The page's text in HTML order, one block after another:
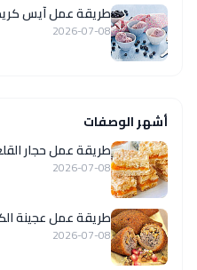
طريقة عمل آيس
2026-07-08
أشهر الوصفات
طريقة عمل حجار
2026-07-08
طريقة عمل عجينة
2026-07-08